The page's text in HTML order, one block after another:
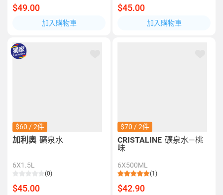
$49.00
加入購物車
$45.00
加入購物車
$60 / 2件
加利奧 礦泉水
6X1.5L
(0)
$45.00
$70 / 2件
CRISTALINE 礦泉水—桃
味
6X500ML
(1)
$42.90